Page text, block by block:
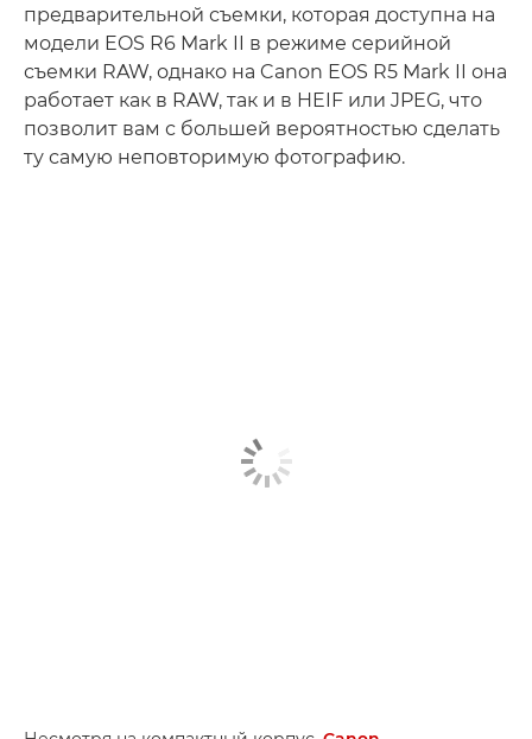
предварительной съемки, которая доступна на
модели EOS R6 Mark II в режиме серийной
съемки RAW, однако на Canon EOS R5 Mark II она
работает как в RAW, так и в HEIF или JPEG, что
позволит вам с большей вероятностью сделать
ту самую неповторимую фотографию.